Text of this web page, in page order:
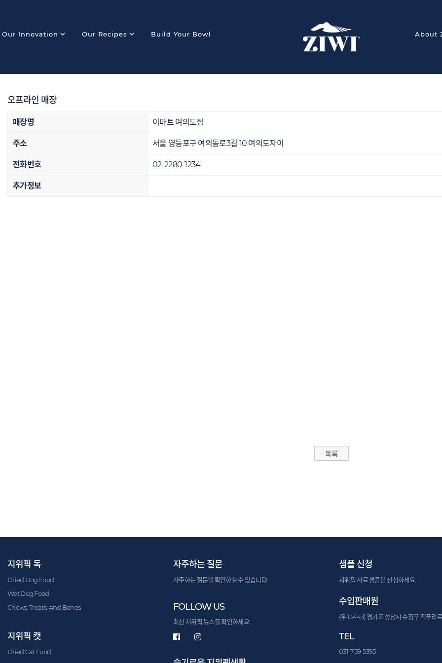
Our Innovation expand_more Our Recipes expand_more Build Your Bowl About
오프라인 매장
매장명 이마트 여의도점
주소 서울 영등포구 여의동로3길 10 여의도자이
전화번호 02-2280-1234
추가정보
지위픽 독
Dried Dog Food
Wet Dog Food
Chews, Treats, And Bones
지위픽 캣
Dried Cat Food
자주하는 질문
자주하는 질문을 확인하실 수 있습니다.
FOLLOW US
최신 지위픽 뉴스를 확인하세요.
샘플 신청
지위픽 사료 샘플을 신청하세요.
수입판매원
(우:13443) 경기도 성남시 수정구 적푸리
TEL
031-759-5395